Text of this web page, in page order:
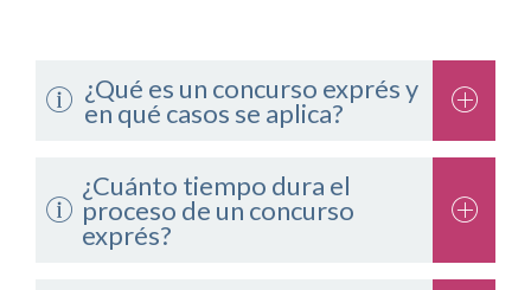
¿Qué es un concurso exprés y
en qué casos se aplica?
El concurso exprés es un procedimiento simplificado que
permite declarar y concluir un concurso de acreedores en el
mismo acto. Se aplica cuando el deudor no tiene activos
suficientes para cubrir los costos del proceso concursal, lo
¿Cuánto tiempo dura el
proceso de un concurso
exprés?
El concurso exprés es el procedimiento más rápido dentro